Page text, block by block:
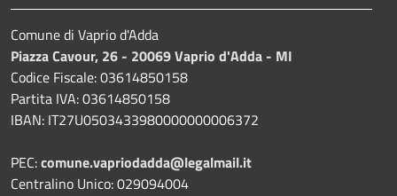
Comune di Vaprio d'Adda
Piazza Cavour, 26 - 20069 Vaprio d'Adda - MI
Codice Fiscale: 03614850158
Partita IVA: 03614850158
IBAN: IT27U0503433980000000006372
PEC:comune.vapriodadda@legalmail.it
Centralino Unico: 029094004